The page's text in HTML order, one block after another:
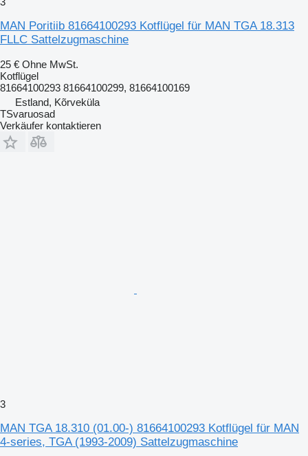
MAN Poritiib 81664100293 Kotflügel für MAN TGA 18.313
FLLC Sattelzugmaschine
25 € Ohne MwSt.
Kotflügel
81664100293 81664100299, 81664100169
Estland, Kõrveküla
TSvaruosad
Verkäufer kontaktieren
3
MAN TGA 18.310 (01.00-) 81664100293 Kotflügel für MAN
4-series, TGA (1993-2009) Sattelzugmaschine